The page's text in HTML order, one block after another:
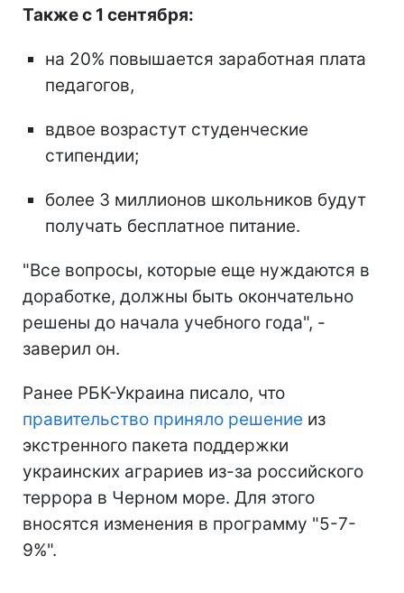
Также с 1 сентября:
на 20% повышается заработная плата
педагогов,
вдвое возрастут студенческие
стипендии;
более 3 миллионов школьников будут
получать бесплатное питание.
"Все вопросы, которые еще нуждаются в
доработке, должны быть окончательно
решены до начала учебного года", -
заверил он.
Ранее РБК-Украина писало, что
правительство приняло решение из
экстренного пакета поддержки
украинских аграриев из-за российского
террора в Черном море. Для этого
вносятся изменения в программу "5-7-
9%".